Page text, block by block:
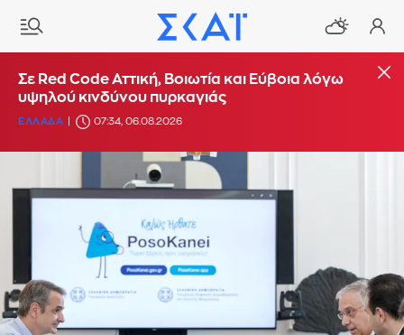
Σε Red Code Αττική, Βοιωτία και Εύβοια λόγω
υψηλού κινδύνου πυρκαγιάς
ΕΛΛΑΔΑ 07:34, 06.08.2026